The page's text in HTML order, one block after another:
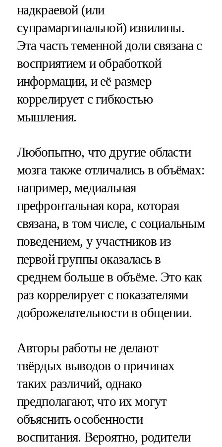
надкраевой (или
супрамаргинальной) извилины.
Эта часть теменной доли связана с
восприятием и обработкой
информации, и её размер
коррелирует с гибкостью
мышления.
Любопытно, что другие области
мозга также отличались в объёмах:
например, медиальная
префронтальная кора, которая
связана, в том числе, с социальным
поведением, у участников из
первой группы оказалась в
среднем больше в объёме. Это как
раз коррелирует с показателями
доброжелательности в общении.
Авторы работы не делают
твёрдых выводов о причинах
таких различий, однако
предполагают, что их могут
объяснить особенности
воспитания. Вероятно, родители